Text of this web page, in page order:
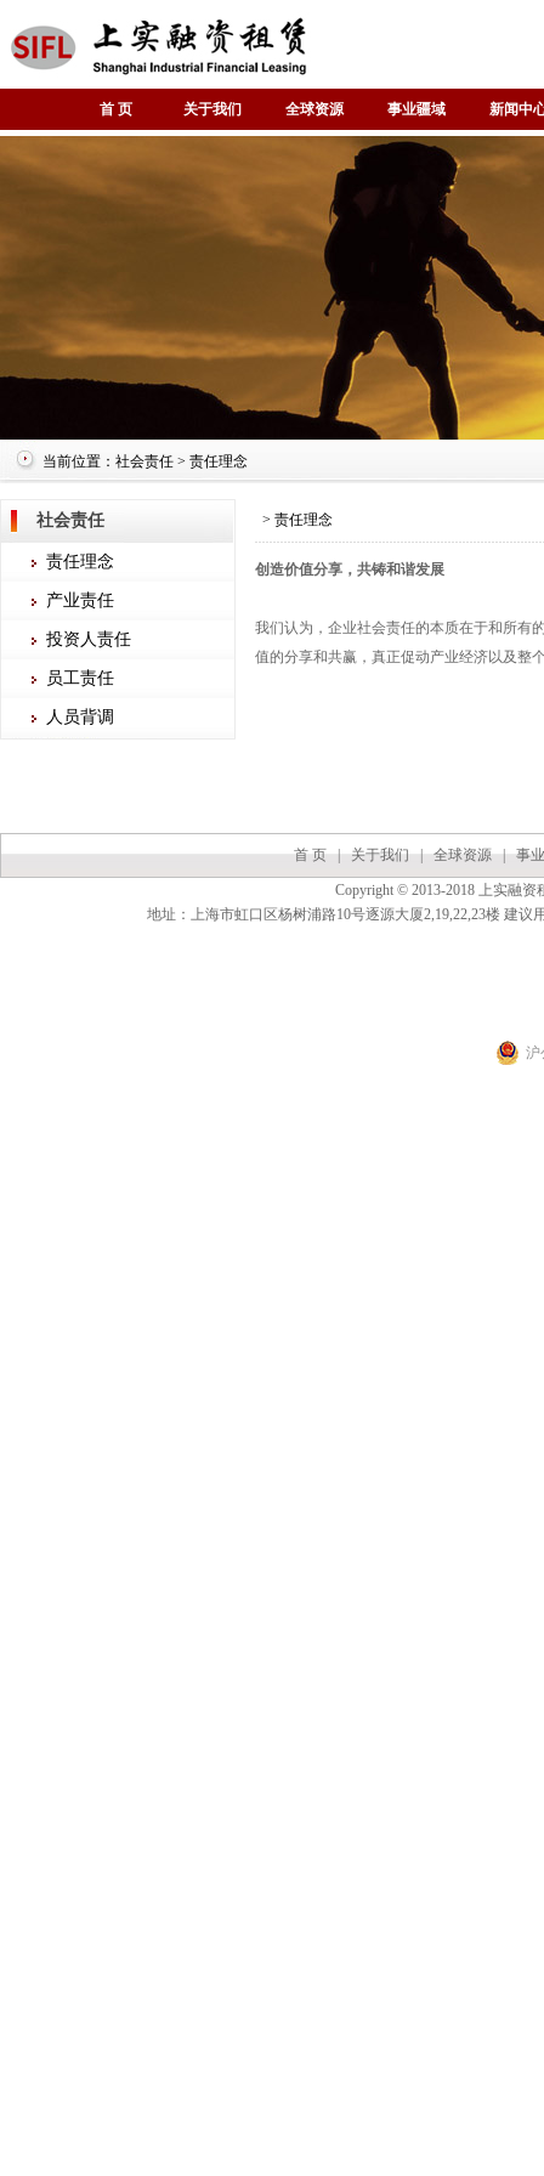
首 页 关于我们 全球资源 事业疆域 新闻中
当前位置：社会责任 > 责任理念
社会责任
责任理念
产业责任
投资人责任
员工责任
人员背调
> 责任理念
创造价值分享，共铸和谐发展
我们认为，企业社会责任的本质在于和所有
值的分享和共赢，真正促动产业经济以及整
首 页|关于我们|全球资源|事
Copyright © 2013-2018 上实融资
地址：上海市虹口区杨树浦路10号逐源大厦2,19,22,23楼 建议
沪